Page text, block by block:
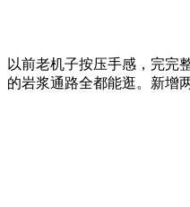
以前老机子按压手感，完完